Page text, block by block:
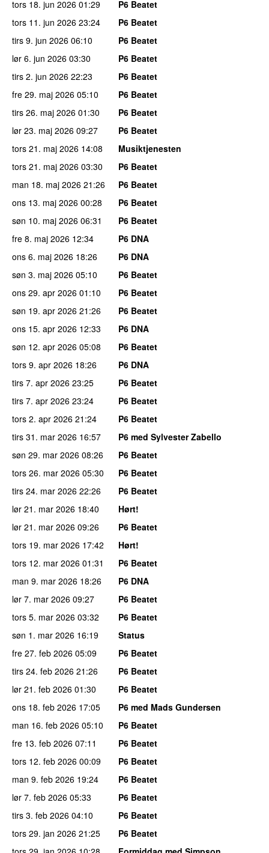
tors 18. jun 2026 01:29
P6 Beatet
tors 11. jun 2026 23:24
P6 Beatet
tirs 9. jun 2026 06:10
P6 Beatet
lør 6. jun 2026 03:30
P6 Beatet
tirs 2. jun 2026 22:23
P6 Beatet
fre 29. maj 2026 05:10
P6 Beatet
tirs 26. maj 2026 01:30
P6 Beatet
lør 23. maj 2026 09:27
P6 Beatet
tors 21. maj 2026 14:08
Musiktjenesten
tors 21. maj 2026 03:30
P6 Beatet
man 18. maj 2026 21:26
P6 Beatet
ons 13. maj 2026 00:28
P6 Beatet
søn 10. maj 2026 06:31
P6 Beatet
fre 8. maj 2026 12:34
P6 DNA
ons 6. maj 2026 18:26
P6 DNA
søn 3. maj 2026 05:10
P6 Beatet
ons 29. apr 2026 01:10
P6 Beatet
søn 19. apr 2026 21:26
P6 Beatet
ons 15. apr 2026 12:33
P6 DNA
søn 12. apr 2026 05:08
P6 Beatet
tors 9. apr 2026 18:26
P6 DNA
tirs 7. apr 2026 23:25
P6 Beatet
tirs 7. apr 2026 23:24
P6 Beatet
tors 2. apr 2026 21:24
P6 Beatet
tirs 31. mar 2026 16:57
P6 med Sylvester Zabello
søn 29. mar 2026 08:26
P6 Beatet
tors 26. mar 2026 05:30
P6 Beatet
tirs 24. mar 2026 22:26
P6 Beatet
lør 21. mar 2026 18:40
Hørt!
lør 21. mar 2026 09:26
P6 Beatet
tors 19. mar 2026 17:42
Hørt!
tors 12. mar 2026 01:31
P6 Beatet
man 9. mar 2026 18:26
P6 DNA
lør 7. mar 2026 09:27
P6 Beatet
tors 5. mar 2026 03:32
P6 Beatet
søn 1. mar 2026 16:19
Status
fre 27. feb 2026 05:09
P6 Beatet
tirs 24. feb 2026 21:26
P6 Beatet
lør 21. feb 2026 01:30
P6 Beatet
ons 18. feb 2026 17:05
P6 med Mads Gundersen
man 16. feb 2026 05:10
P6 Beatet
fre 13. feb 2026 07:11
P6 Beatet
tors 12. feb 2026 00:09
P6 Beatet
man 9. feb 2026 19:24
P6 Beatet
lør 7. feb 2026 05:33
P6 Beatet
tirs 3. feb 2026 04:10
P6 Beatet
tors 29. jan 2026 21:25
P6 Beatet